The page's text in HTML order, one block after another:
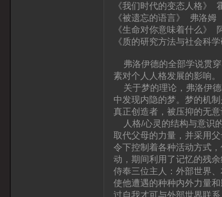
《我们时代的变态人格》
《被遗忘的语言》 弗洛
《生命对你意味着什么》
《质的研究方法与社会科
弗洛伊德的全部学说贯穿
素对个人人格发展的影响。
关于梦的理论，弗洛伊德
中发现内隐的梦。梦的机
真正创造者，被压抑的无
人格/心灵的结构与意识
取代父母的力量，并采用
令下控制着各种活动方式
动，期间利用了记忆的残
侍奉三位主人：外部世界
使他遭遇的种种内外力量
过自我才可与外部世界联